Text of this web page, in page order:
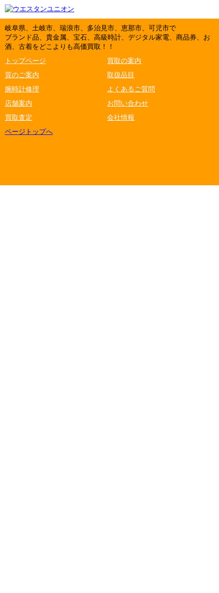
岐阜県、土岐市、瑞浪市、多治見市、恵那市、可児市で
ブランド品、貴金属、宝石、高級時計、デジタル家電、商品券、お
酒、古着をどこよりも高価買取！！
トップページ
買取の案内
質のご案内
取扱品目
腕時計修理
よくあるご質問
店舗案内
お問い合わせ
買取査定
会社情報
ページトップへ